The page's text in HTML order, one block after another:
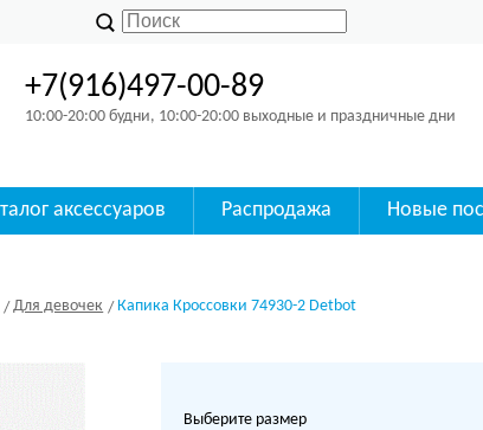
+7(916)497-00-89
10:00-20:00 будни, 10:00-20:00 выходные и праздничные дни
аксессуаров Распродажа Новые
Для девочек Капика Кроссовки 74930-2 Detbot
Выберите размер